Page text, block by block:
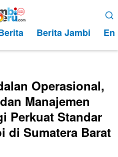
Berita Jambi
Operasional,
Manajemen
Perkuat Standar
di Sumatera Barat